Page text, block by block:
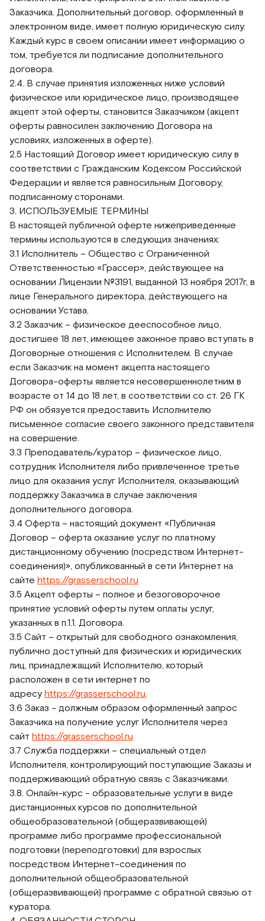
Заказчика. Дополнительный договор, оформленный в
электронном виде, имеет полную юридическую силу.
Каждый курс в своем описании имеет информацию о
том, требуется ли подписание дополнительного
договора.
2.4. В случае принятия изложенных ниже условий
физическое или юридическое лицо, производящее
акцепт этой оферты, становится Заказчиком (акцепт
оферты равносилен заключению Договора на
условиях, изложенных в оферте).
2.5 Настоящий Договор имеет юридическую силу в
соответствии с Гражданским Кодексом Российской
Федерации и является равносильным Договору,
подписанному сторонами.
3. ИСПОЛЬЗУЕМЫЕ ТЕРМИНЫ
В настоящей публичной оферте нижеприведенные
термины используются в следующих значениях:
3.1 Исполнитель – Общество с Ограниченной
Ответственностью «Грассер», действующее на
основании Лицензии №3191, выданной 13 ноября 2017г, в
лице Генерального директора, действующего на
основании Устава.
3.2 Заказчик – физическое дееспособное лицо,
достигшее 18 лет, имеющее законное право вступать в
Договорные отношения с Исполнителем. В случае
если Заказчик на момент акцепта настоящего
Договора-оферты является несовершеннолетним в
возрасте от 14 до 18 лет, в соответствии со ст. 26 ГК
РФ он обязуется предоставить Исполнителю
письменное согласие своего законного представителя
на совершение.
3.3 Преподаватель/куратор – физическое лицо,
сотрудник Исполнителя либо привлеченное третье
лицо для оказания услуг Исполнителя, оказывающий
поддержку Заказчика в случае заключения
дополнительного договора.
3.4 Оферта – настоящий документ «Публичная
Договор – оферта оказание услуг по платному
дистанционному обучению (посредством Интернет-
соединения)», опубликованный в сети Интернет на
сайте https://grasserschool.ru
3.5 Акцепт оферты – полное и безоговорочное
принятие условий оферты путем оплаты услуг,
указанных в п.1.1. Договора.
3.5 Сайт – открытый для свободного ознакомления,
публично доступный для физических и юридических
лиц, принадлежащий Исполнителю, который
расположен в сети интернет по
адресу https://grasserschool.ru.
3.6 Заказ - должным образом оформленный запрос
Заказчика на получение услуг Исполнителя через
сайт https://grasserschool.ru
3.7 Служба поддержки – специальный отдел
Исполнителя, контролирующий поступающие Заказы и
поддерживающий обратную связь с Заказчиками.
3.8. Онлайн-курс - образовательные услуги в виде
дистанционных курсов по дополнительной
общеобразовательной (общеразвивающей)
программе либо программе профессиональной
подготовки (переподготовки) для взрослых
посредством Интернет-соединения по
дополнительной общеобразовательной
(общеразвивающей) программе с обратной связью от
куратора.